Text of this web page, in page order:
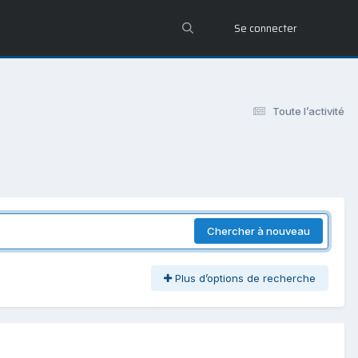
Se connecter
Toute l’activité
Chercher à nouveau
Plus d’options de recherche